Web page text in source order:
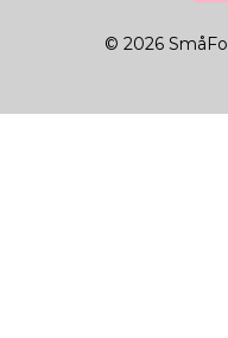
© 2026